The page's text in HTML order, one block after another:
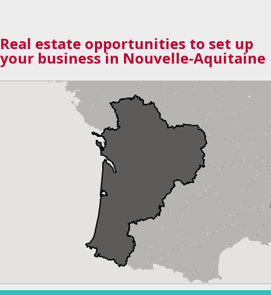
Real estate opportunities to set up
your business in Nouvelle-Aquitaine